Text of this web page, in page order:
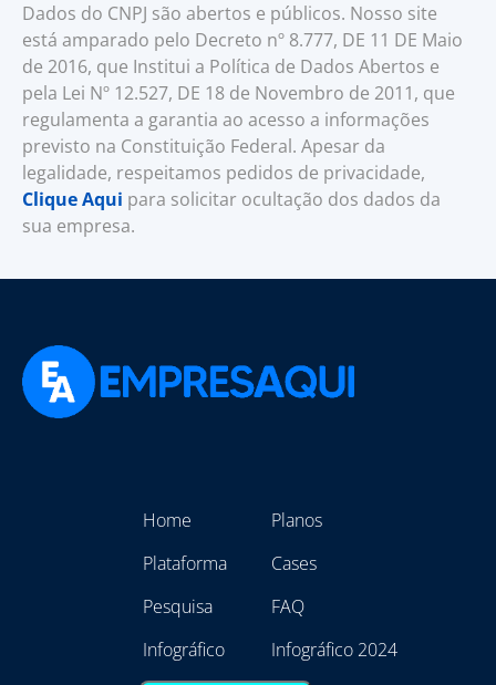
Dados do CNPJ são abertos e públicos. Nosso site
está amparado pelo Decreto nº 8.777, DE 11 DE Maio
de 2016, que Institui a Política de Dados Abertos e
pela Lei Nº 12.527, DE 18 de Novembro de 2011, que
regulamenta a garantia ao acesso a informações
previsto na Constituição Federal. Apesar da
legalidade, respeitamos pedidos de privacidade,
Clique Aqui para solicitar ocultação dos dados da
sua empresa.
Home
Plataforma
Pesquisa
Infográfico
Planos
Cases
FAQ
Infográfico 2024